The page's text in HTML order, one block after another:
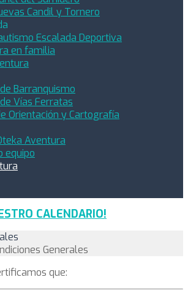
Candil y Tornero
Escalada Deportiva
en familia
Barranquismo
Vías Ferratas
Orientación y Cartografía
Aventura
equipo
CALENDARIO!
Generales
que: